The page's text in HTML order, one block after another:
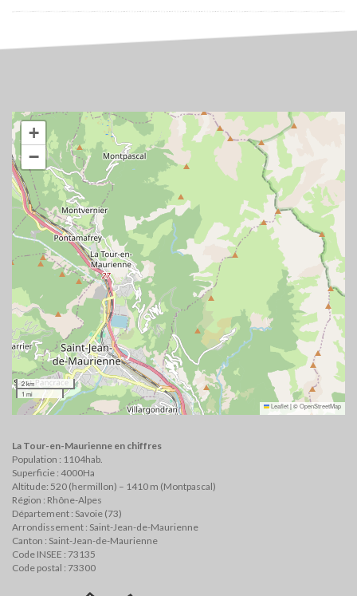
+
−
2 km
1 mi
Leaflet|©OpenStreetMap
La Tour-en-Maurienne en chiffres
Population : 1104hab.
Superficie : 4000Ha
Altitude: 520 (hermillon) – 1410 m (Montpascal)
Région : Rhône-Alpes
Département : Savoie (73)
Arrondissement : Saint-Jean-de-Maurienne
Canton : Saint-Jean-de-Maurienne
Code INSEE : 73135
Code postal : 73300